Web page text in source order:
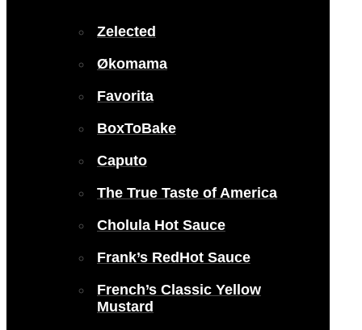
Zelected
Økomama
Favorita
BoxToBake
Caputo
The True Taste of America
Cholula Hot Sauce
Frank’s RedHot Sauce
French’s Classic Yellow
Mustard